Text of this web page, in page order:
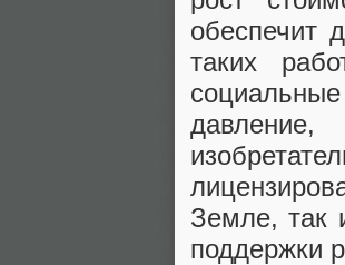
обеспечит
таких
Земле, так
поддержки